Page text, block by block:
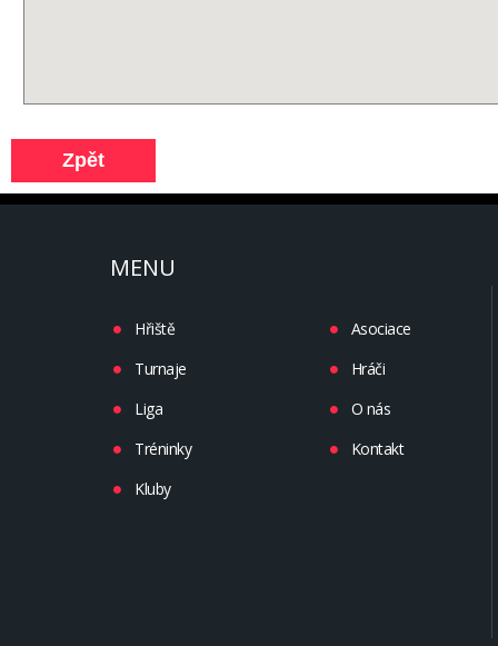
MENU
Hřiště
Turnaje
Liga
Tréninky
Kluby
Asociace
Hráči
O nás
Kontakt